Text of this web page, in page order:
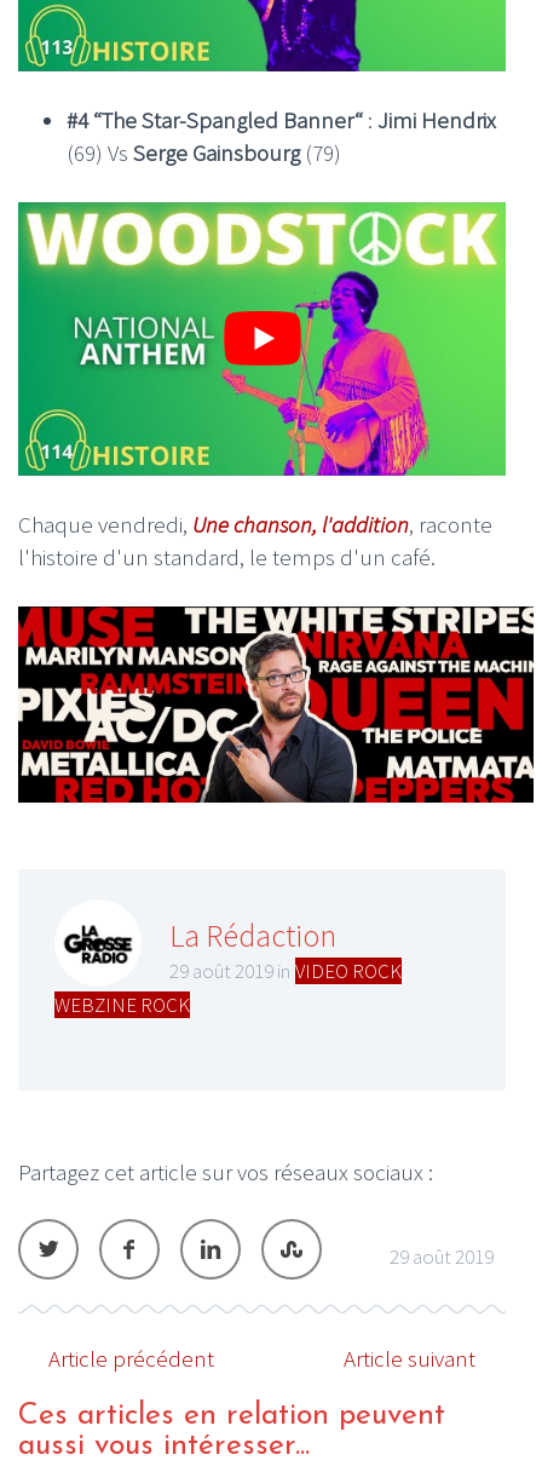
#4 “The Star-Spangled Banner“ : Jimi Hendrix
(69) Vs Serge Gainsbourg(79)
Chaque vendredi, Une chanson, l'addition, raconte
l'histoire d'un standard, le temps d'un café.
La Rédaction
29 août 2019 in VIDEO ROCK
WEBZINE ROCK
Partagez cet article sur vos réseaux sociaux :
29 août 2019
Article précédent Article suivant
Ces articles en relation peuvent
aussi vous intéresser...